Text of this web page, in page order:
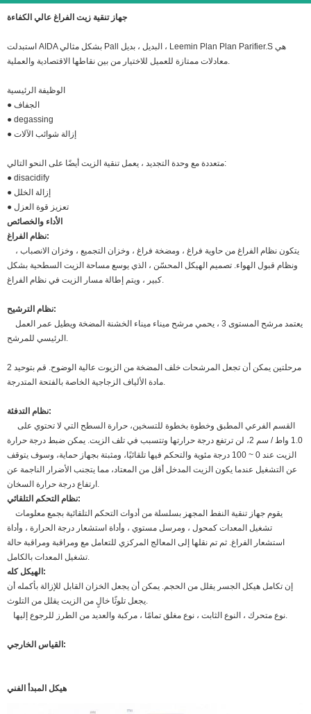
جهاز تنقية زيت الفراغ عالي الكفاءة
استبدلت AIDA بشكل مثالي Pall البديل ، بديل ، Leemin Plan Plan Parifier.S هي
معادلات ممتازة للعميل للاختيار من بين نقاطها الاقتصادية والعملية.
الوظيفة الرئيسية
● الجفاف
● degassing
متعددة مع وحدة التجديد ، يعمل تنقية الزيت أيضًا على النحو التالي:
● disacidify
● إزالة الخلل
● تعزيز قوة العزل
الأداء والخصائص
نظام الفراغ:
ونظام قبول الهواء. تصميم الهيكل المحسّن ، الذي يوسع مساحة الزيت السطحية بشكل
كبير ، ويتم إطالة مسار الزيت في نظام الفراغ.
نظام الترشيح:
الرئيسي للمرشح.
2 مرحلتين يمكن أن تجعل المرشحات خلف المضخة من الزيوت عالية الوضوح. قم بتوحيد
مادة الألياف الزجاجية الخاصة بالفتحة المتدرجة.
نظام التدفئة:
1.0 واط / سم 2، لن ترتفع درجة حرارتها وتتسبب في تلف الزيت. يمكن ضبط درجة حرارة
الزيت عند 0 ~ 100 درجة مئوية والتحكم فيها تلقائيًا، ومثبتة بجهاز حماية، وسوف يتوقف
عن التشغيل عندما يكون الزيت المدخل أقل من المعتاد، مما يتجنب الأضرار الناجمة عن
ارتفاع درجة حرارة السخان.
نظام التحكم التلقائي:
تشغيل المعدات كمحول ، ومرسل مستوي ، وأداة استشعار درجة الحرارة ، وأداة
استشعار الفراغ. ثم تم نقلها إلى المعالج المركزي للتعامل مع ومراقبة ومراقبة حالة
تشغيل المعدات بالكامل.
الهيكل كله:
إن تكامل هيكل الجسر يقلل من الحجم. يمكن أن يجعل الخزان القابل للإزالة بأكمله أن
يجعل تلوثًا خالٍ من الزيت يقلل من التلوث.
نوع متحرك ، النوع الثابت ، نوع مغلق تمامًا ، مركبة والعديد من الطرز للرجوع إليها.
القياس الخارجي:
هيكل المبدأ الفني